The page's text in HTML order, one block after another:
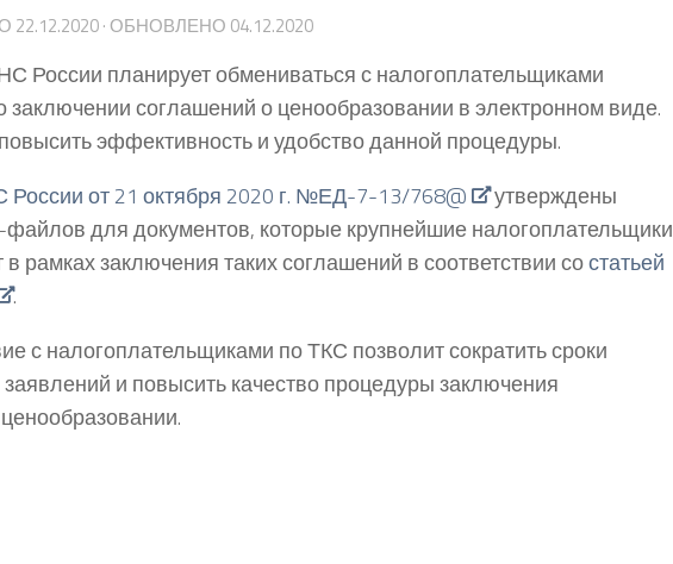
22.12.2020· ОБНОВЛЕНО 04.12.2020
России планирует обмениваться с налогоплательщиками
заключении соглашений о ценообразовании в электронном виде.
эффективность и удобство данной процедуры.
от 21 октября 2020 г. №ЕД-7-13/768@
утверждены
для документов, которые крупнейшие налогоплательщики
рамках заключения таких соглашений в соответствии состатьей
.
с налогоплательщиками по ТКС позволит сократить сроки
и повысить качество процедуры заключения